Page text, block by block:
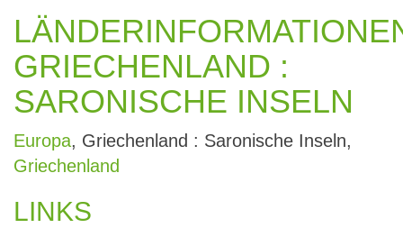
GRIECHENLAND :
SARONISCHE INSELN
Europa, Griechenland : Saronische Inseln,
Griechenland
LINKS